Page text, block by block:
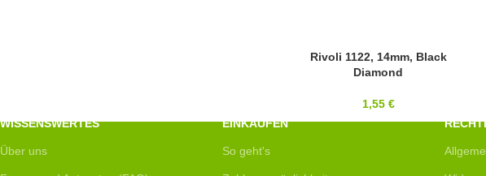
14MMRivoli 1122, 14mm, Black
Diamond
1,55 €
WISSENSWERTES
Über uns
EINKAUFEN
So geht's